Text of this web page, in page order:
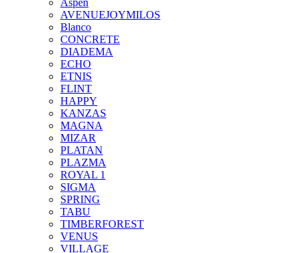
AVENUEJOYMILOS
Blanco
CONCRETE
DIADEMA
ECHO
ETNIS
FLINT
HAPPY
KANZAS
MAGNA
MIZAR
PLATAN
PLAZMA
ROYAL 1
SIGMA
SPRING
TABU
TIMBERFOREST
VENUS
VILLAGE